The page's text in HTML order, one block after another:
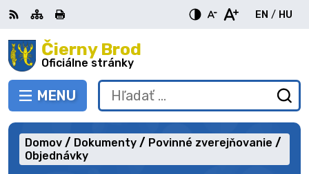
Preskočiť
na
obsah Čierny Brod
Oficiálne stránky
PREPNÚŤ
MENU
RSS MapaTlačiť
EN
English
/ HU
Hľadať:
Domov Dokumenty
Povinné zverejňovanie
Objednávky